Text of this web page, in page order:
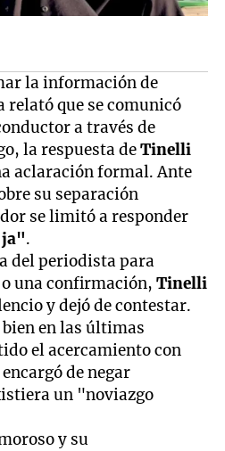
la información de
relató que se comunicó
a través de
la respuesta deTinelli
aclaración formal. Ante
su separación
se limitó a responder
.
del periodista para
una confirmación,Tinelli
y dejó de contestar.
en las últimas
el acercamiento con
de negar
un "noviazgo
y su